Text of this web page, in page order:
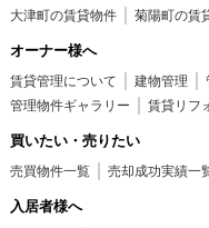
大津町の賃貸物件
菊陽町の賃
オーナー様へ
賃貸管理について 建物管理
管理物件ギャラリー
賃貸リフ
買いたい・売りたい
売買物件一覧 売却成功実績一
入居者様へ